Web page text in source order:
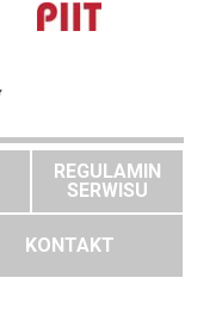
REGULAMIN
SERWISU
KONTAKT